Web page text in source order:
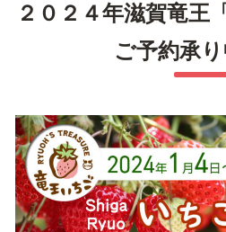
２０２４年滋賀竜王
ご予約承り